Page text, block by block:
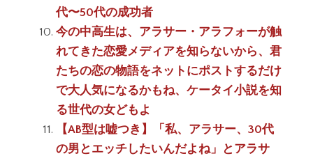
代〜50代の成功者
今の中高生は、アラサー・アラフォーが触
れてきた恋愛メディアを知らないから、君
たちの恋の物語をネットにポストするだけ
で大人気になるかもね、ケータイ小説を知
る世代の女どもよ
【AB型は嘘つき】「私、アラサー、30代
の男とエッチしたいんだよね」とアラサ